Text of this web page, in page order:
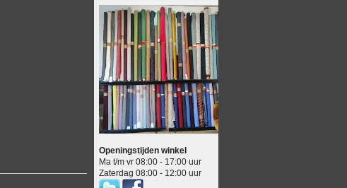
Openingstijden winkel
Ma t/m vr 08:00 - 17:00 uur
Zaterdag 08:00 - 12:00 uur